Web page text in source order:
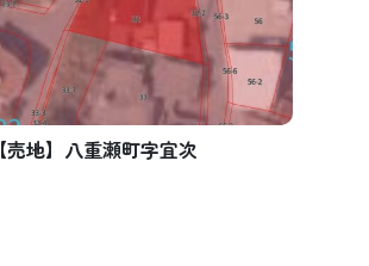
【売地】八重瀬町字宜次